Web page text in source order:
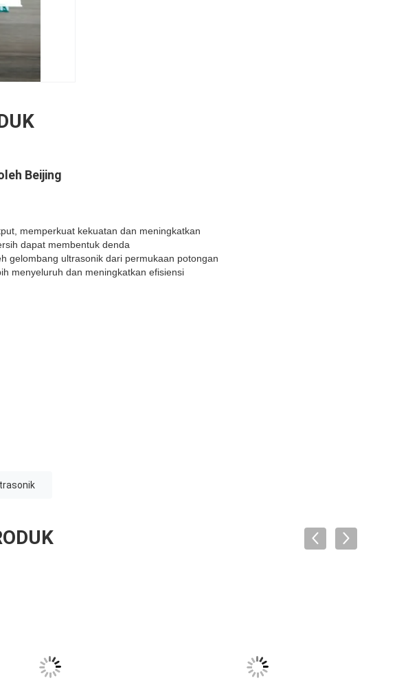
Beijing
memperkuat kekuatan dan meningkatkan
dapat membentuk denda
gelombang ultrasonik dari permukaan potongan
menyeluruh dan meningkatkan efisiensi